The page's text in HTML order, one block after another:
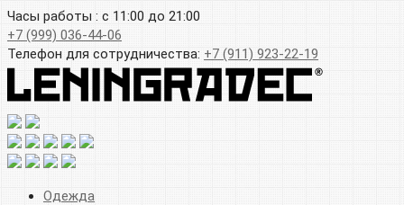
Часы работы : с 11:00 до 21:00
+7 (999) 036-44-06
Телефон для сотрудничества: +7 (911) 923-22-19
Одежда